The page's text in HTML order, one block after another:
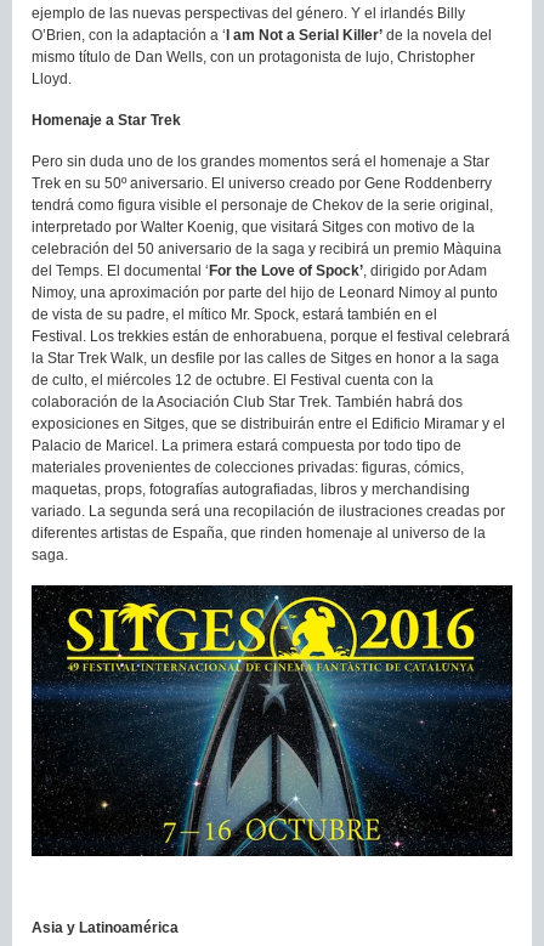
ejemplo de las nuevas perspectivas del género. Y el irlandés Billy
O’Brien, con la adaptación a ‘ I am Not a Serial Killer’ de la novela del
mismo título de Dan Wells, con un protagonista de lujo, Christopher
Lloyd.
Homenaje a Star Trek
Pero sin duda uno de los grandes momentos será el homenaje a Star
Trek en su 50º aniversario. El universo creado por Gene Roddenberry
tendrá como figura visible el personaje de Chekov de la serie original,
interpretado por Walter Koenig, que visitará Sitges con motivo de la
celebración del 50 aniversario de la saga y recibirá un premio Màquina
del Temps. El documental ‘ For the Love of Spock’, dirigido por Adam
Nimoy, una aproximación por parte del hijo de Leonard Nimoy al punto
de vista de su padre, el mítico Mr. Spock, estará también en el
Festival. Los trekkies están de enhorabuena, porque el festival celebrará
la Star Trek Walk, un desfile por las calles de Sitges en honor a la saga
de culto, el miércoles 12 de octubre. El Festival cuenta con la
colaboración de la Asociación Club Star Trek. También habrá dos
exposiciones en Sitges, que se distribuirán entre el Edificio Miramar y el
Palacio de Maricel. La primera estará compuesta por todo tipo de
materiales provenientes de colecciones privadas: figuras, cómics,
maquetas, props, fotografías autografiadas, libros y merchandising
variado. La segunda será una recopilación de ilustraciones creadas por
diferentes artistas de España, que rinden homenaje al universo de la
saga.
Asia y Latinoamérica